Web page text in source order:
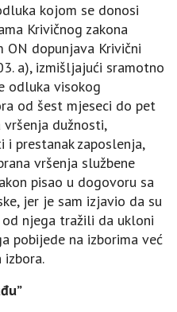
kojom se donosi
Krivičnog zakona
ON dopunjava Krivični
a), izmišljajući sramotno
odluka visokog
od šest mjeseci do pet
vršenja dužnosti,
i prestanak zaposlenja,
vršenja službene
pisao u dogovoru sa
jer je sam izjavio da su
od njega tražili da ukloni
pobijede na izborima već
izbora.